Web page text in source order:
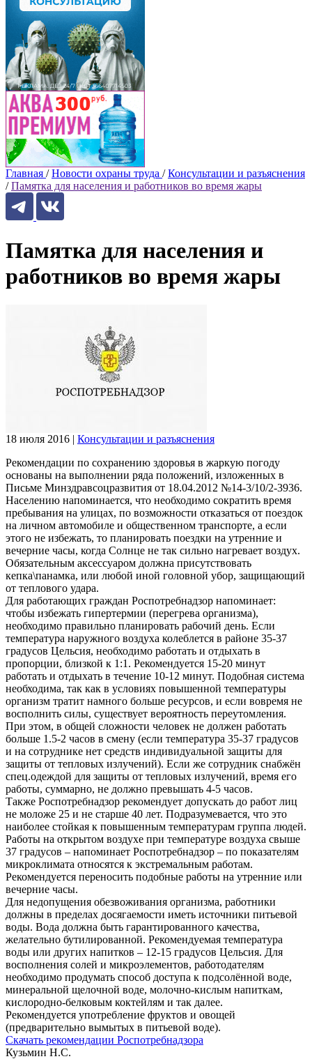
Главная / Новости охраны труда / Консультации и разъяснения
/ Памятка для населения и работников во время жары
Памятка для населения и
работников во время жары
18 июля 2016 | Консультации и разъяснения
Рекомендации по сохранению здоровья в жаркую погоду
основаны на выполнении ряда положений, изложенных в
Письме Минздравсоцразвития от 18.04.2012 №14-3/10/2-3936.
Населению напоминается, что необходимо сократить время
пребывания на улицах, по возможности отказаться от поездок
на личном автомобиле и общественном транспорте, а если
этого не избежать, то планировать поездки на утренние и
вечерние часы, когда Солнце не так сильно нагревает воздух.
Обязательным аксессуаром должна присутствовать
кепка\панамка, или любой иной головной убор, защищающий
от теплового удара.
Для работающих граждан Роспотребнадзор напоминает:
чтобы избежать гипертермии (перегрева организма),
необходимо правильно планировать рабочий день. Если
температура наружного воздуха колеблется в районе 35-37
градусов Цельсия, необходимо работать и отдыхать в
пропорции, близкой к 1:1. Рекомендуется 15-20 минут
работать и отдыхать в течение 10-12 минут. Подобная система
необходима, так как в условиях повышенной температуры
организм тратит намного больше ресурсов, и если вовремя не
восполнить силы, существует вероятность переутомления.
При этом, в общей сложности человек не должен работать
больше 1.5-2 часов в смену (если температура 35-37 градусов
и на сотруднике нет средств индивидуальной защиты для
защиты от тепловых излучений). Если же сотрудник снабжён
спец.одеждой для защиты от тепловых излучений, время его
работы, суммарно, не должно превышать 4-5 часов.
Также Роспотребнадзор рекомендует допускать до работ лиц
не моложе 25 и не старше 40 лет. Подразумевается, что это
наиболее стойкая к повышенным температурам группа людей.
Работы на открытом воздухе при температуре воздуха свыше
37 градусов – напоминает Роспотребнадзор – по показателям
микроклимата относятся к экстремальным работам.
Рекомендуется переносить подобные работы на утренние или
вечерние часы.
Для недопущения обезвоживания организма, работники
должны в пределах досягаемости иметь источники питьевой
воды. Вода должна быть гарантированного качества,
желательно бутилированной. Рекомендуемая температура
воды или других напитков – 12-15 градусов Цельсия. Для
восполнения солей и микроэлементов, работодателям
необходимо продумать способ доступа к подсолённой воде,
минеральной щелочной воде, молочно-кислым напиткам,
кислородно-белковым коктейлям и так далее.
Рекомендуется употребление фруктов и овощей
(предварительно вымытых в питьевой воде).
Скачать рекомендации Роспотребнадзора
Кузьмин Н.С.